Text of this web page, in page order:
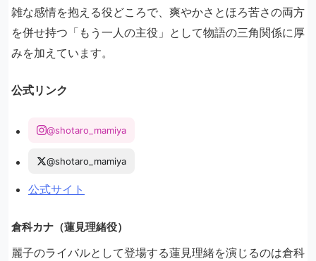
雑な感情を抱える役どころで、爽やかさとほろ苦さの両方
を併せ持つ「もう一人の主役」として物語の三角関係に厚
みを加えています。
公式リンク
@shotaro_mamiya
@shotaro_mamiya
公式サイト
倉科カナ（蓮見理緒役）
麗子のライバルとして登場する蓮見理緒を演じるのは倉科